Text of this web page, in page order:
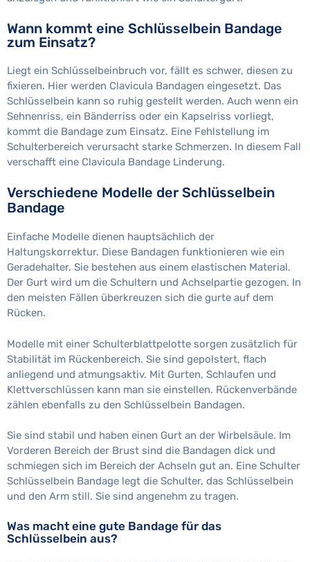
Wann kommt eine Schlüsselbein Bandage
zum Einsatz?
Liegt ein Schlüsselbeinbruch vor, fällt es schwer, diesen zu
fixieren. Hier werden Clavicula Bandagen eingesetzt. Das
Schlüsselbein kann so ruhig gestellt werden. Auch wenn ein
Sehnenriss, ein Bänderriss oder ein Kapselriss vorliegt,
kommt die Bandage zum Einsatz. Eine Fehlstellung im
Schulterbereich verursacht starke Schmerzen. In diesem Fall
verschafft eine Clavicula Bandage Linderung.
Verschiedene Modelle der Schlüsselbein
Bandage
Einfache Modelle dienen hauptsächlich der
Haltungskorrektur. Diese Bandagen funktionieren wie ein
Geradehalter. Sie bestehen aus einem elastischen Material.
Der Gurt wird um die Schultern und Achselpartie gezogen. In
den meisten Fällen überkreuzen sich die gurte auf dem
Rücken.
Modelle mit einer Schulterblattpelotte sorgen zusätzlich für
Stabilität im Rückenbereich. Sie sind gepolstert, flach
anliegend und atmungsaktiv. Mit Gurten, Schlaufen und
Klettverschlüssen kann man sie einstellen. Rückenverbände
zählen ebenfalls zu den Schlüsselbein Bandagen.
Sie sind stabil und haben einen Gurt an der Wirbelsäule. Im
Vorderen Bereich der Brust sind die Bandagen dick und
schmiegen sich im Bereich der Achseln gut an. Eine Schulter
Schlüsselbein Bandage legt die Schulter, das Schlüsselbein
und den Arm still. Sie sind angenehm zu tragen.
Was macht eine gute Bandage für das
Schlüsselbein aus?